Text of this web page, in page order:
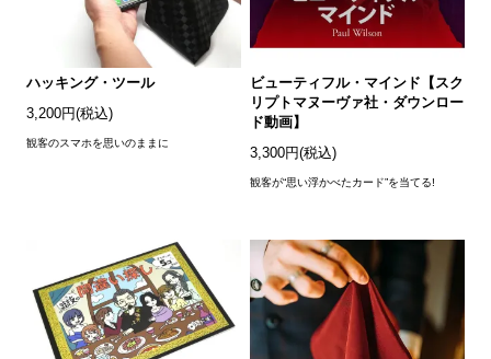
ハッキング・ツール
3,200円(税込)
観客のスマホを思いのままに
ビューティフル・マインド【スク
リプトマヌーヴァ社・ダウンロー
ド動画】
3,300円(税込)
観客が“思い浮かべたカード”を当てる!